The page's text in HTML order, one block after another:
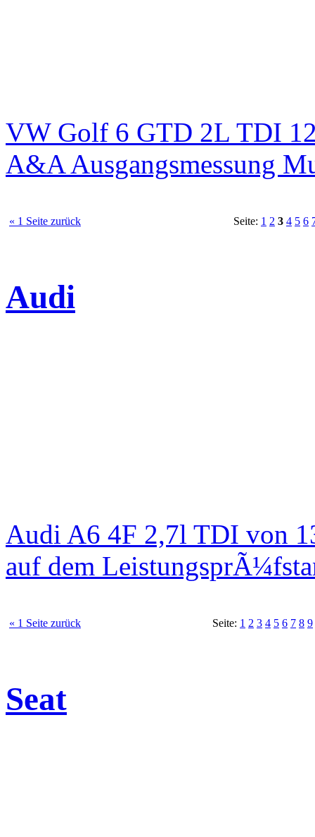
VW Golf 6 GTD 2L TDI
A&A Ausgangsmessung
« 1 Seite zurück Seite: 1 2 3 4 5 6
Audi
Audi A6 4F 2,7l TDI von
auf dem
« 1 Seite zurück Seite: 1 2 3 4 5 6 7 8 9
Seat